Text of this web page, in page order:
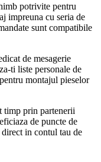
potrivite pentru
impreuna cu seria de
sunt compatibile
de mesagerie
ti liste personale de
montajul pieselor
timp prin partenerii
de puncte de
in contul tau de